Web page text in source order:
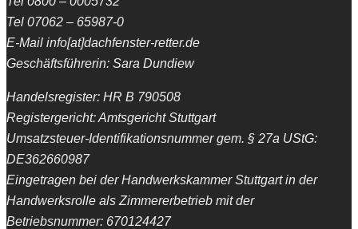
Tel 07062 – 65987-0
E-Mail info[at]dachfenster-retter.de
Geschäftsführerin: Sara Dundiew
Handelsregister: HR B 790508
Registergericht: Amtsgericht Stuttgart
Umsatzsteuer-Identifikationsnummer gem. § 27a UStG:
DE362660987
Eingetragen bei der Handwerkskammer Stuttgart in der
Handwerksrolle als Zimmererbetrieb mit der
Betriebsnummer: 670124427